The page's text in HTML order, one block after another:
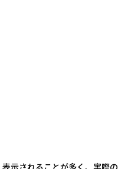
示されることが多く、実際の